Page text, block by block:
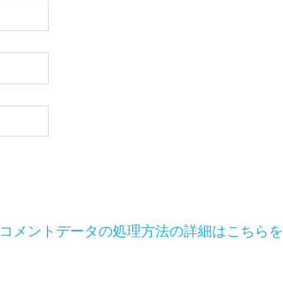
コメントデータの処理方法の詳細はこちらを